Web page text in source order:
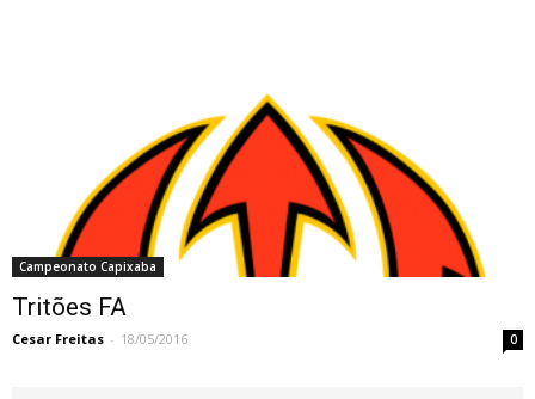
Campeonato Capixaba
Tritões FA
Cesar Freitas - 18/05/2016 0